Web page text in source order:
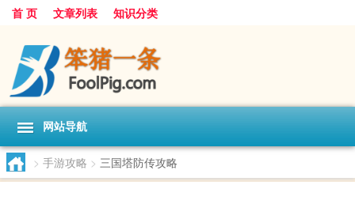
首 页 文章列表 知识分类
网站导航
> 手游攻略 > 三国塔防传攻略